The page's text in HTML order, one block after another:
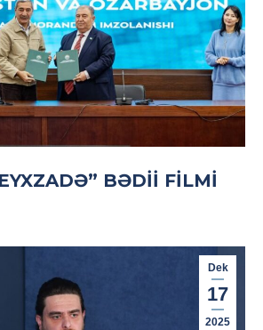
BƏDII FILMI
Dek
17
2025